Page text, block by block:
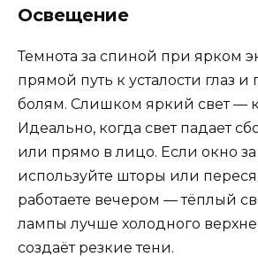
Освещение
Темнота за спиной при ярком
прямой путь к усталости глаз и
болям. Слишком яркий свет —
Идеально, когда свет падает
или прямо в лицо. Если окно
используйте шторы или
работаете вечером — тёплый
лампы лучше холодного
создаёт резкие тени.